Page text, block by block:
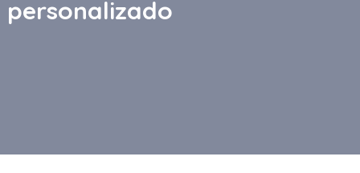
personalizado